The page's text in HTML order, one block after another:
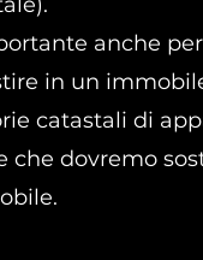
anche
in un
catastali di
che dovremo